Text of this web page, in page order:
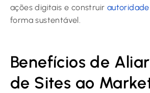
ações digitais e construir
forma sustentável.
Benefícios de
de Sites ao